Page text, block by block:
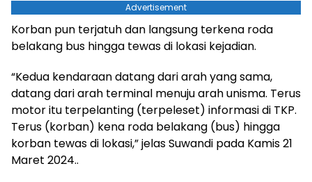
Advertisement
Korban pun terjatuh dan langsung terkena roda
belakang bus hingga tewas di lokasi kejadian.
“Kedua kendaraan datang dari arah yang sama,
datang dari arah terminal menuju arah unisma. Terus
motor itu terpelanting (terpeleset) informasi di TKP.
Terus (korban) kena roda belakang (bus) hingga
korban tewas di lokasi,” jelas Suwandi pada Kamis 21
Maret 2024..